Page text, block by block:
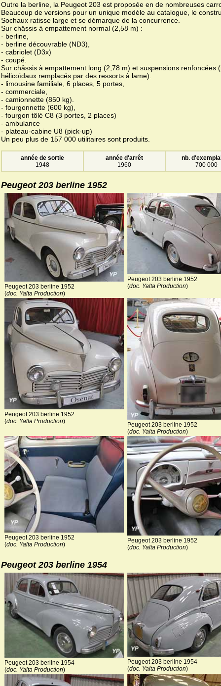
Outre la berline, la Peugeot 203 est proposée en de nombreuses
Beaucoup de versions pour un unique modèle au catalogue, le
Sochaux ratisse large et se démarque de la concurrence.
Sur châssis à empattement normal (2,58 m) :
- berline,
- berline découvrable (ND3),
- cabriolet (D3x)
- coupé.
Sur châssis à empattement long (2,78 m) et suspensions renfoncées
hélicoïdaux remplacés par des ressorts à lame).
- limousine familiale, 6 places, 5 portes,
- commerciale,
- camionnette (850 kg).
- fourgonnette (600 kg),
- fourgon tôlé C8 (3 portes, 2 places)
- ambulance
- plateau-cabine U8 (pick-up)
Un peu plus de 157 000 utilitaires sont produits.
année de sortie
1948
année d'arrêt
1960
nb.
700 000
Peugeot 203 berline 1952
Peugeot 203 berline 1952
(doc. Yalta Production)
Peugeot 203 berline 1952
(doc. Yalta Production)
Peugeot 203 berline 1952
(doc. Yalta Production)
Peugeot 203 berline 1952
(doc. Yalta Production)
Peugeot 203 berline 1952
(doc. Yalta Production)
Peugeot 203 berline 1952
(doc. Yalta Production)
Peugeot 203 berline 1954
Peugeot 203 berline 1954
(doc. Yalta Production)
Peugeot 203 berline 1954
(doc. Yalta Production)